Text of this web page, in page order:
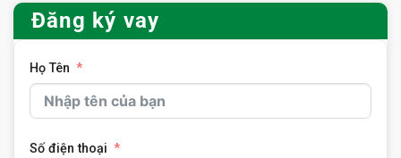
Đăng ký vay
Họ Tên
Số điện thoại